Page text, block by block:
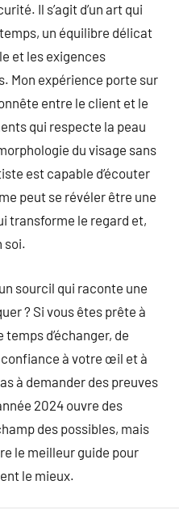
Il s’agit d’un art qui
un équilibre délicat
et les exigences
Mon expérience porte sur
entre le client et le
qui respecte la peau
du visage sans
est capable d’écouter
peut se révéler être une
transforme le regard et,
soi.
sourcil qui raconte une
? Si vous êtes prête à
d’échanger, de
à votre œil et à
à demander des preuves
2024 ouvre des
des possibles, mais
le meilleur guide pour
le mieux.